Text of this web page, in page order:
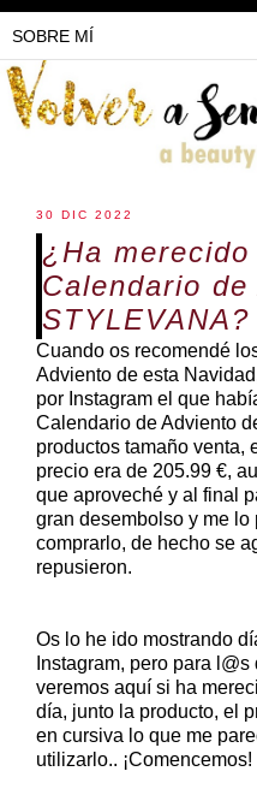
30 DIC 2022
¿Ha
Calendario
STYLEVANA?
Cuando os recomendé
Adviento de esta
por Instagram el que
Calendario de Adviento
productos tamaño venta,
precio era de 205.99 €,
que aproveché y al final
gran desembolso y me
comprarlo, de hecho se
repusieron.
Os lo he ido mostrando
Instagram, pero para
veremos aquí si ha
día, junto la producto, el
en cursiva lo que me
utilizarlo.. ¡Comencemos!